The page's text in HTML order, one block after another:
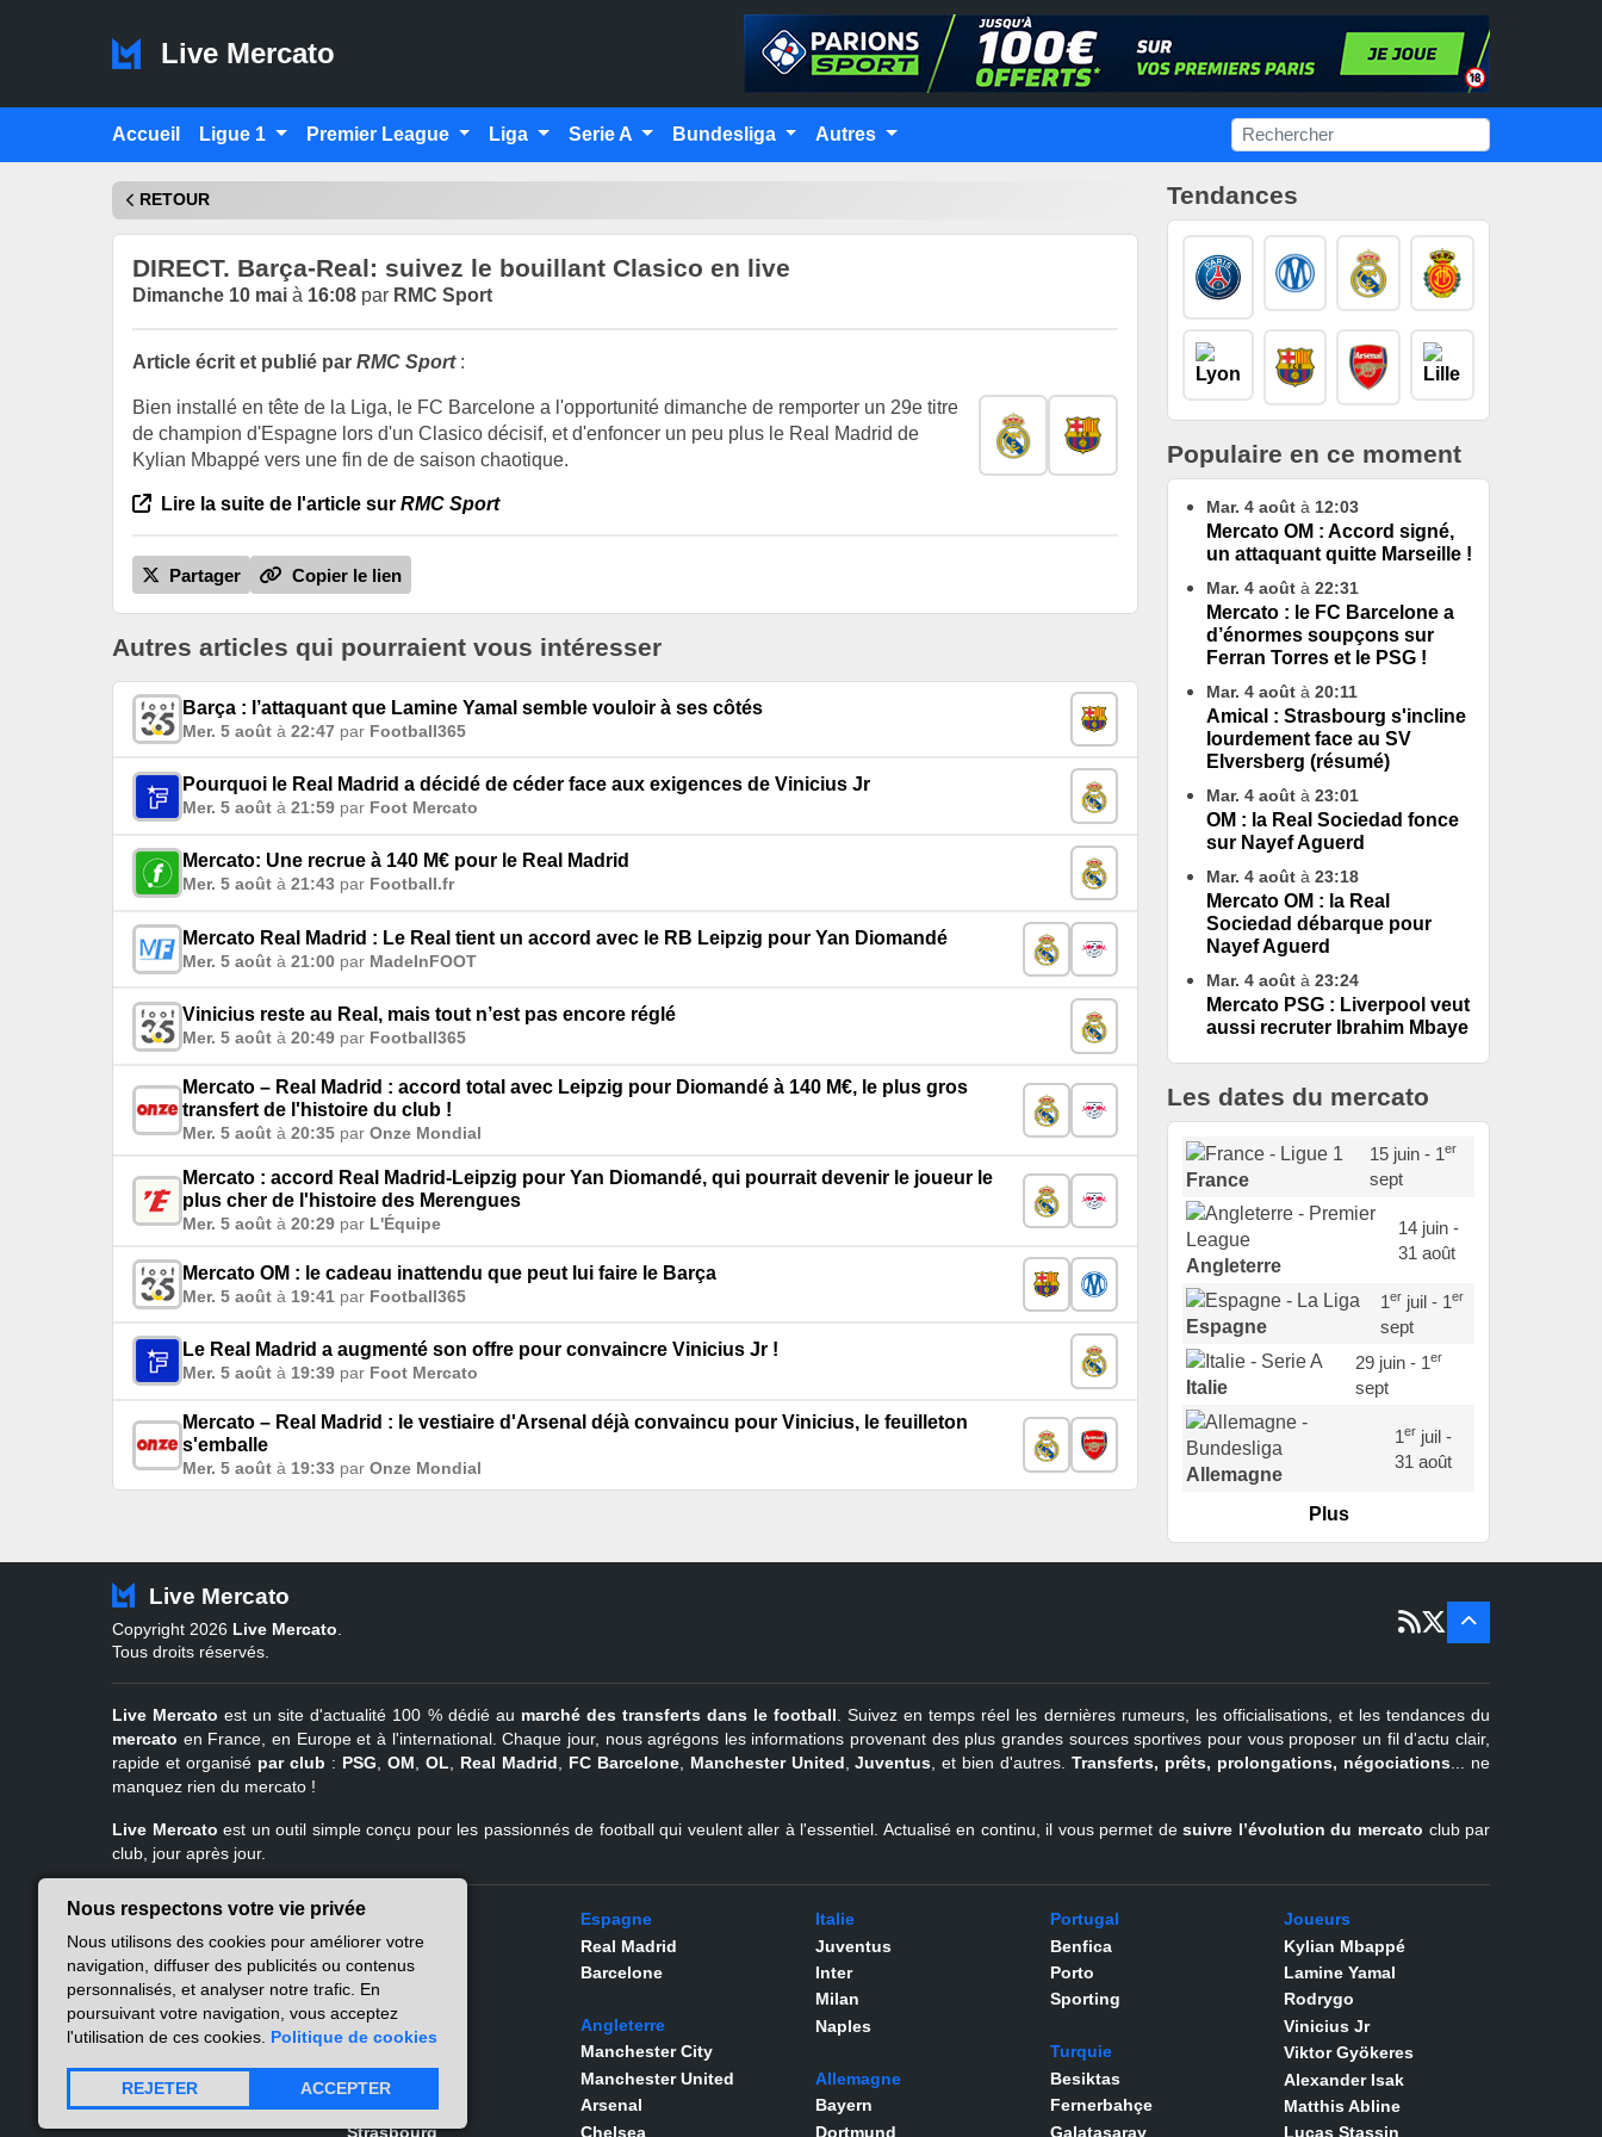
Live Mercato
Accueil Ligue 1 Premier League Liga Serie A Bundesliga Autres
RETOUR
DIRECT. Barça-Real: suivez le bouillant Clasico en live
Dimanche 10 mai à 16:08 par RMC Sport
Article écrit et publié par RMC Sport:
Bien installé en tête de la Liga, le FC Barcelone a l'opportunité dimanche de remporter un 29e titre
de champion d'Espagne lors d'un Clasico décisif, et d'enfoncer un peu plus le Real Madrid de
Kylian Mbappé vers une fin de de saison chaotique.
Lire la suite de l'article sur RMC Sport
Partager Copier le lien
Autres articles qui pourraient vous intéresser
Barça : l’attaquant que Lamine Yamal semble vouloir à ses côtés
Mer. 5 août à 22:47 par Football365
Pourquoi le Real Madrid a décidé de céder face aux exigences de Vinicius Jr
Mer. 5 août à 21:59 par Foot Mercato
Mercato: Une recrue à 140 M€ pour le Real Madrid
Mer. 5 août à 21:43 par Football.fr
Mercato Real Madrid : Le Real tient un accord avec le RB Leipzig pour Yan Diomandé
Mer. 5 août à 21:00 par MadeInFOOT
Vinicius reste au Real, mais tout n’est pas encore réglé
Mer. 5 août à 20:49 par Football365
Mercato – Real Madrid : accord total avec Leipzig pour Diomandé à 140 M€, le plus gros
transfert de l'histoire du club !
Mer. 5 août à 20:35 par Onze Mondial
Mercato : accord Real Madrid-Leipzig pour Yan Diomandé, qui pourrait devenir le joueur le
plus cher de l'histoire des Merengues
Mer. 5 août à 20:29 par L'Équipe
Mercato OM : le cadeau inattendu que peut lui faire le Barça
Mer. 5 août à 19:41 par Football365
Le Real Madrid a augmenté son offre pour convaincre Vinicius Jr !
Mer. 5 août à 19:39 par Foot Mercato
Mercato – Real Madrid : le vestiaire d'Arsenal déjà convaincu pour Vinicius, le feuilleton
s'emballe
Mer. 5 août à 19:33 par Onze Mondial
Tendances
Populaire en ce moment
Mar. 4 août à 12:03
Mercato OM : Accord signé,
un attaquant quitte Marseille !
Mar. 4 août à 22:31
Mercato : le FC Barcelone a
d’énormes soupçons sur
Ferran Torres et le PSG !
Mar. 4 août à 20:11
Amical : Strasbourg s'incline
lourdement face au SV
Elversberg (résumé)
Mar. 4 août à 23:01
OM : la Real Sociedad fonce
sur Nayef Aguerd
Mar. 4 août à 23:18
Mercato OM : la Real
Sociedad débarque pour
Nayef Aguerd
Mar. 4 août à 23:24
Mercato PSG : Liverpool veut
aussi recruter Ibrahim Mbaye
Les dates du mercato
France
15 juin - 1er
sept
Angleterre
14 juin -
31 août
Espagne
1erjuil - 1er
sept
Italie
29 juin - 1er
sept
Allemagne
1erjuil -
31 août
Portugal
15 sept
sept
Turquie
sept
Belgique
er
juil -
31 août
Plus
Live Mercato
Copyright 2026 Live Mercato
Tous droits réservés.
Live Mercato est un site d'actualité 100 % dédié au marché des transferts dans le football . Suivez en temps réel les dernières rumeurs, les officialisations, et les tendances du
mercato en France, en Europe et à l'international. Chaque jour, nous agrégons les informations provenant des plus grandes sources sportives pour vous proposer un fil d'actu clair,
rapide et organisé par club : PSG OM OL Real Madrid FC Barcelone, Manchester United ,Juventus , et bien d'autres.Transferts, prêts, prolongations, négociations ... ne
manquez rien du mercato !
Live Mercato est un outil simple conçu pour les passionnés de football qui veulent aller à l'essentiel. Actualisé en continu, il vous permet desuivre l’évolution du mercato club par
club, jour après jour.
Live Mercato
A propos
Nous contacter
Mentions légales
Atlas des flux RSS
Ligue 1
PSG
Marseille
Lyon
Lille
Nantes
Rennes
Strasbourg
Espagne
Real Madrid
Barcelone
Angleterre
Manchester City
Manchester United
Arsenal
Chelsea
Italie
Juventus
Inter
Milan
Naples
Allemagne
Bayern
Dortmund
Portugal
Benfica
Porto
Sporting
Turquie
Besiktas
Fernerbahçe
Galatasaray
Joueurs
Kylian Mbappé
Lamine Yamal
Rodrygo
Vinicius Jr
Viktor Gyökeres
Alexander Isak
Matthis Abline
Lucas Stassin
Nous respectons votre vie privée
Nous utilisons des cookies pour améliorer votre
navigation, diffuser des publicités ou contenus
personnalisés, et analyser notre trafic. En
poursuivant votre navigation, vous acceptez
l'utilisation de ces cookies. Politique de cookies
REJETER ACCEPTER